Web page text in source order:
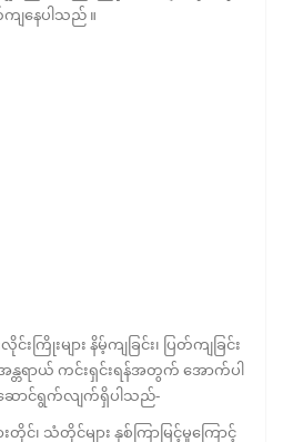
နေပါသည် ။
းကြိုးများ နိမ့်ကျခြင်း၊ ပြတ်ကျခြင်း
စ်အန္တရာယ် ကင်းရှင်းရန်အတွက် အောက်ပါ
ဆောင်ရွက်လျက်ရှိပါသည်-
င်၊ သံတိုင်များ နှစ်ကြာမြင့်မှုကြောင့်